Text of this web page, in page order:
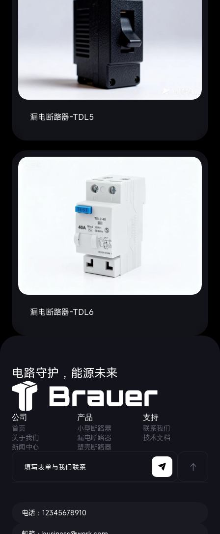
漏电断路器-TDL5
漏电断路器-TDL6
电路守护，能源未来
公司
首页
关于我们
新闻中心
产品
小型断路器
漏电断路器
塑壳断路器
⽀持
联系我们
技术⽂档
填写表单与我们联系
电话：12345678910